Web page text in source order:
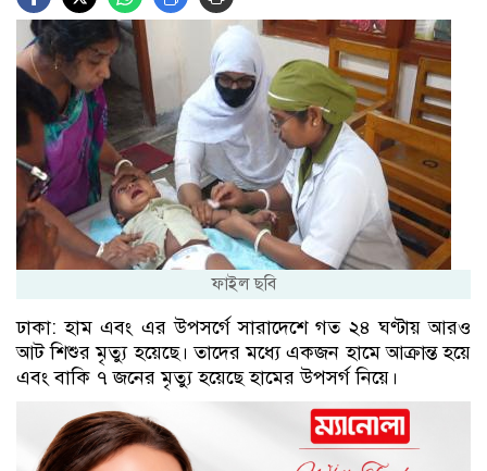
ফাইল ছবি
ঢাকা: হাম এবং এর উপসর্গে সারাদেশে গত ২৪ ঘণ্টায় আরও
আট শিশুর মৃত্যু হয়েছে। তাদের মধ্যে একজন হামে আক্রান্ত হয়ে
এবং বাকি ৭ জনের মৃত্যু হয়েছে হামের উপসর্গ নিয়ে।